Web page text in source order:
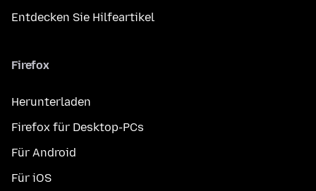
Entdecken Sie Hilfeartikel
Firefox
Herunterladen
Firefox für Desktop-PCs
Für Android
Für iOS